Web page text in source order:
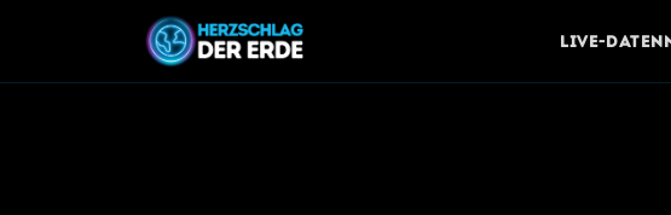
Live-Daten